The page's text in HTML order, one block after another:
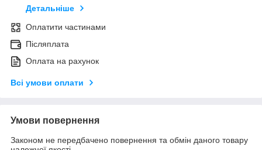
Детальніше
Оплатити частинами
Післяплата
Оплата на рахунок
Всі умови оплати
Умови повернення
Законом не передбачено повернення та обмін даного товару